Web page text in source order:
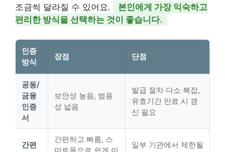
조금씩 달라질 수 있어요.
본인에게 가장 익숙하고
편리한 방식을 선택하는 것이 좋습니다.
인증
방식
장점 단점
공동/
금융
인증
서
보안성 높음, 범용
성 넓음
발급 절차 다소 복잡,
유효기간 만료 시 갱
신 필요
간편
간편하고 빠름, 스
마트폰으로 쉽게 이
일부 기관에서 제한될